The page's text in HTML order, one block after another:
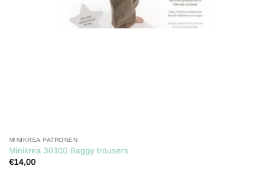
MINIKREA PATRONEN
Minikrea 30300 Baggy trousers
€14,00